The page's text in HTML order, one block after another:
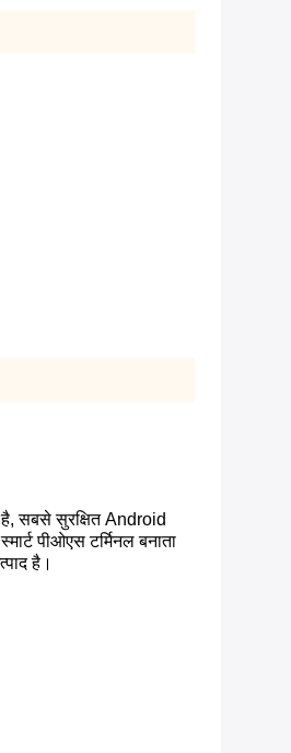
सबसे सुरक्षित Android
पीओएस टर्मिनल बनाता
है।